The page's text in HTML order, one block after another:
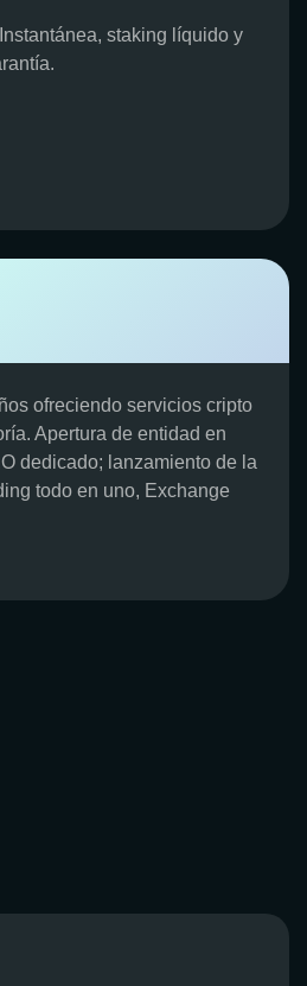
staking líquido y
ofreciendo servicios cripto
Apertura de entidad en
dedicado; lanzamiento de la
todo en uno, Exchange